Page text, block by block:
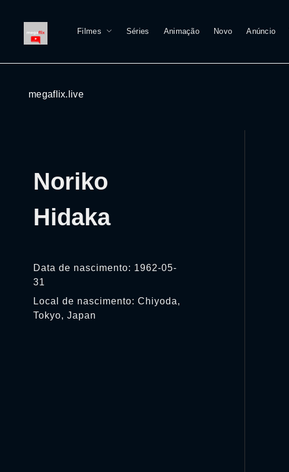
Filmes Séries Animação Novo Anúncio
megaflix.live
Noriko
Hidaka
Data de nascimento: 1962-05-
31
Local de nascimento: Chiyoda,
Tokyo, Japan